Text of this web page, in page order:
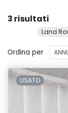
3 risultati
Land
Ordina per
USATO